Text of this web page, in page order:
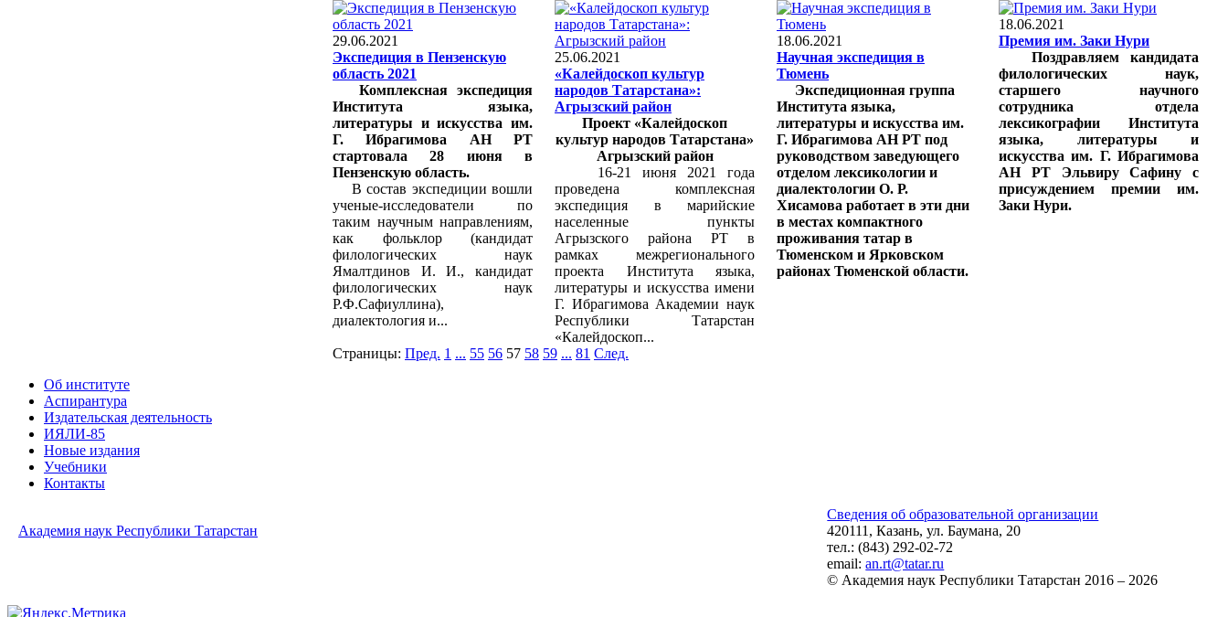
29.06.2021
Экспедиция в Пензенскую
область 2021
Комплексная экспедиция
Института языка,
литературы и искусства им.
Г. Ибрагимова АН РТ
стартовала 28 июня в
Пензенскую область.
В состав экспедиции вошли
ученые-исследователи по
таким научным направлениям,
как фольклор (кандидат
филологических наук
Ямалтдинов И. И., кандидат
филологических наук
Р.Ф.Сафиуллина),
диалектология и...
25.06.2021
«Калейдоскоп культур
народов Татарстана»:
Агрызский район
Проект «Калейдоскоп
культур народов Татарстана»
Агрызский район
16-21 июня 2021 года
проведена комплексная
экспедиция в марийские
населенные пункты
Агрызского района РТ в
рамках межрегионального
проекта Института языка,
литературы и искусства имени
Г. Ибрагимова Академии наук
Республики Татарстан
«Калейдоскоп...
18.06.2021
Научная экспедиция в
Тюмень
Экспедиционная группа
Института языка,
литературы и искусства им.
Г. Ибрагимова АН РТ под
руководством заведующего
отделом лексикологии и
диалектологии О. Р.
Хисамова работает в эти дни
в местах компактного
проживания татар в
Тюменском и Ярковском
районах Тюменской области.
18.06.2021
Премия им. Заки Нури
Поздравляем кандидата
филологических наук,
старшего научного
сотрудника отдела
лексикографии Института
языка, литературы и
искусства им. Г. Ибрагимова
АН РТ Эльвиру Сафину с
присуждением премии им.
Заки Нури.
Страницы: Пред. 1 ... 55 56 57 58 59 ... 81 След.
Об институте
Аспирантура
Издательская деятельность
ИЯЛИ-85
Новые издания
Учебники
Контакты
Академия наук Республики Татарстан
Сведения об образовательной организации
420111, Казань, ул. Баумана, 20
тел.: (843) 292-02-72
email:an.rt@tatar.ru
© Академия наук Республики Татарстан 2016 – 2026